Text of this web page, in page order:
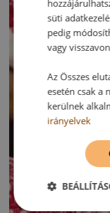
süti
pedig
vagy
Az Összes
esetén csak a
kerülnek
irányelvek